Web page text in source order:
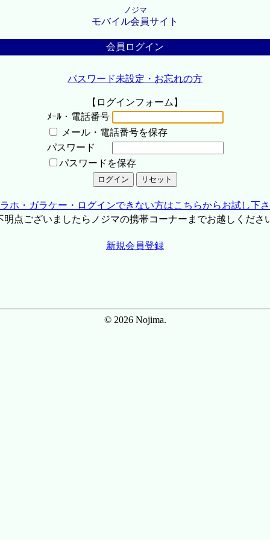
ノジマ
モバイル会員サイト
会員ログイン
パスワード未設定・お忘れの方
【ログインフォーム】
ﾒｰﾙ・電話番号
メール・電話番号を保存
パスワード
パスワードを保存
ホ・ガラケー・ログインできない方はこちらからお試し下
点ございましたらノジマの携帯コーナーまでお越しくださ
新規会員登録
© 2026 Nojima.